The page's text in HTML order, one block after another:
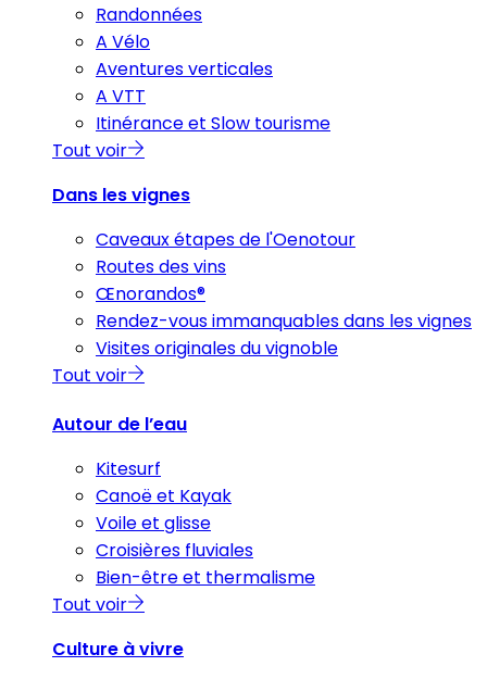
Randonnées
A Vélo
Aventures verticales
A VTT
Itinérance et Slow tourisme
Tout voir
Dans les vignes
Caveaux étapes de l'Oenotour
Routes des vins
Œnorandos®
Rendez-vous immanquables dans les vignes
Visites originales du vignoble
Tout voir
Autour de l’eau
Kitesurf
Canoë et Kayak
Voile et glisse
Croisières fluviales
Bien-être et thermalisme
Tout voir
Culture à vivre